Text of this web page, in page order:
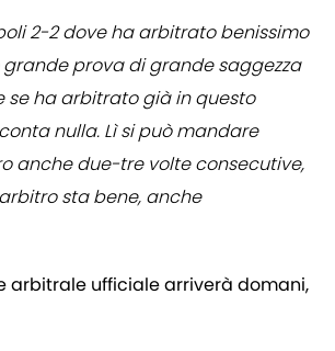
2-2 dove ha arbitrato benissimo
prova di grande saggezza
se ha arbitrato già in questo
nulla. Lì si può mandare
anche due-tre volte consecutive,
sta bene, anche
arbitrale ufficiale arriverà domani,